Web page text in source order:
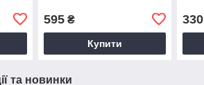
595₴
Купити
330
та новинки